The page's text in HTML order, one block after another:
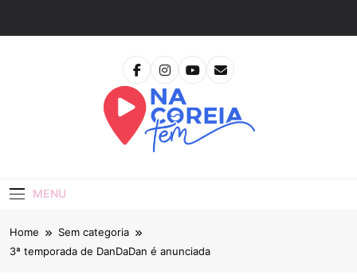
MENU
Home
Sem categoria
3ª temporada de DanDaDan é anunciada